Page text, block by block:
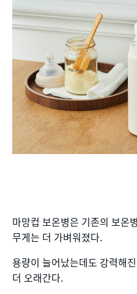
마망컵 보온병은 기존의 보온
무게는 더 가벼워졌다.
용량이 늘어났는데도 강력해
더 오래간다.